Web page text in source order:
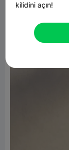
kilidini açın!